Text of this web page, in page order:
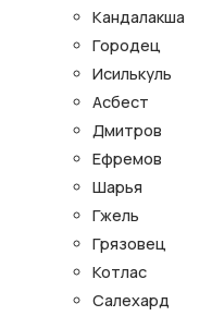
Кандалакша
Городец
Исилькуль
Асбест
Дмитров
Ефремов
Шарья
Гжель
Грязовец
Котлас
Салехард